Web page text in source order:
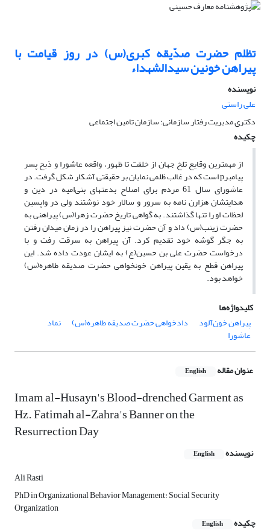
تظلم حضرت صدّیقه کبری(س) در روز قیامت با
پیراهن خونین سیدالشهداء
نویسنده
علی راستی
دکتری مدیریت رفتار سازمانی: سازمان تامین اجتماعی
چکیده
از مهمترین وقایع تلخ جهان از خلقت تا ظهور، واقعه عاشورا و ذبح پسر
پیامبرp است که در غالب ظلمی نمایان بر حقیقتی آشکار شکل گرفت. در
عاشورای سال 61 مردم برای اصلاح بدعت­های بنی‌امیه در دین و
هدایتشان هزارن نامه به سرور و سالار خود نوشتند ولی در واپسین
لحظات او را تنها گذاشتند. به گواهی تاریخ حضرت زهرا(س) پیراهنی به
حضرت زینب(س) داد و آن حضرت نیز پیراهن را در زمان میدان رفتن
به جگر گوشه خود تقدیم کرد. آن پیراهن به سرقت رفت و با
درخواست حضرت علی بن حسین(ع) به ایشان عودت داده شد. این
پیراهن قطع به یقین پیراهن خون­خواهی حضرت صدیقه طاهره(س)
خواهد بود.
کلیدواژه‌ها
پیراهن خون‌آلود
دادخواهی حضرت صدیقه طاهره(س) نماد
عاشورا
عنوان مقاله English
Imam al-Husayn's Blood-drenched Garment as
Hz. Fatimah al-Zahra's Banner on the
Resurrection Day
نویسنده English
Ali Rasti
PhD in Organizational Behavior Management: Social Security
Organization
چکیده
English